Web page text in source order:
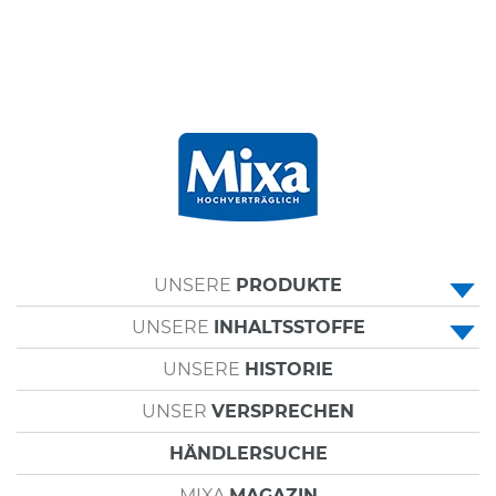
UNSERE PRODUKTE
• ALLZWECKCREMES
• KÖRPERPFLEGE
UNSERE INHALTSSTOFFE
• PANTHENOL
• SHEABUTTER
UNSERE HISTORIE
UNSER VERSPRECHEN
HÄNDLERSUCHE